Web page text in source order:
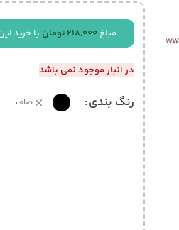
مبلغ 218,000 تومان با خرید
در انبار موجود نمی باشد
رنگ بندی صاف